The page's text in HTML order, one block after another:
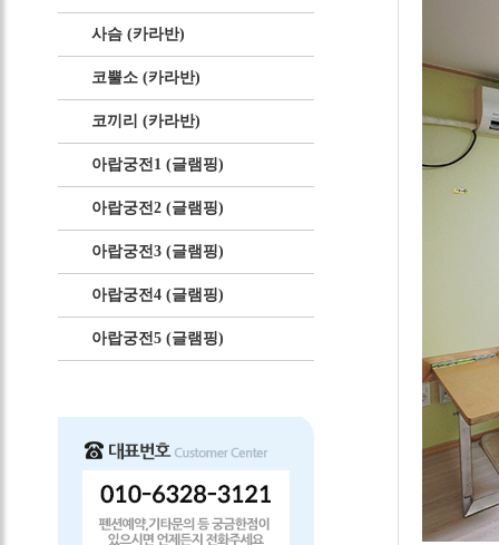
사슴 (카라반)
코뿔소 (카라반)
코끼리 (카라반)
아랍궁전1 (글램핑)
아랍궁전2 (글램핑)
아랍궁전3 (글램핑)
아랍궁전4 (글램핑)
아랍궁전5 (글램핑)